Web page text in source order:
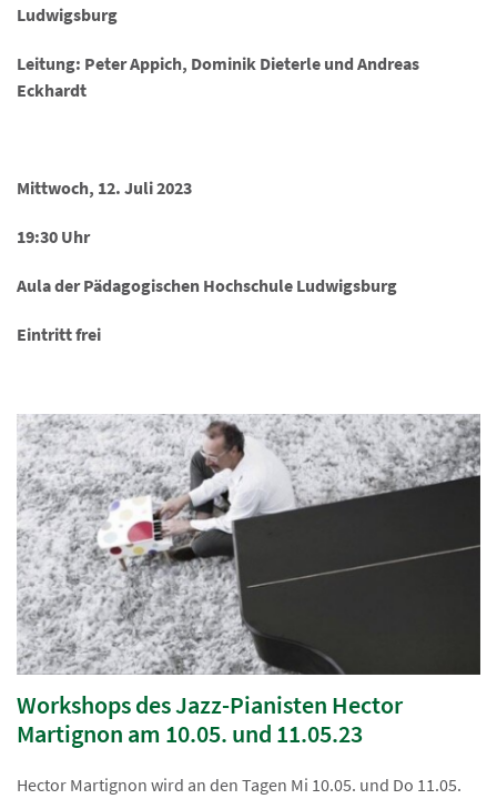
Ludwigsburg
Leitung: Peter Appich, Dominik Dieterle und Andreas
Eckhardt
Mittwoch, 12. Juli 2023
19:30 Uhr
Aula der Pädagogischen Hochschule Ludwigsburg
Eintritt frei
Workshops des Jazz-Pianisten Hector
Martignon am 10.05. und 11.05.23
Hector Martignon wird an den Tagen Mi 10.05. und Do 11.05.